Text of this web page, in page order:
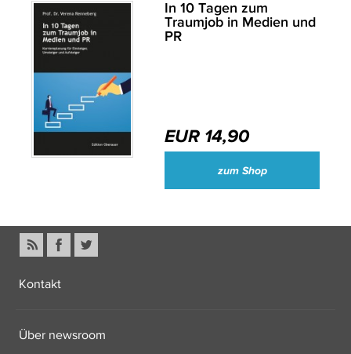
In 10 Tagen zum
Traumjob in Medien und
PR
EUR 14,90
zum Shop
Kontakt
Über newsroom